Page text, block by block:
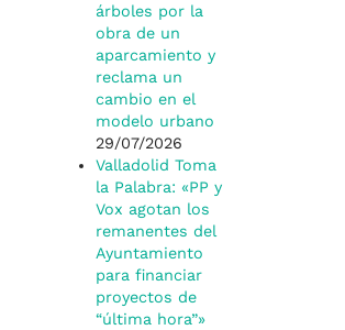
árboles por la
obra de un
aparcamiento y
reclama un
cambio en el
modelo urbano
29/07/2026
Valladolid Toma
la Palabra: «PP y
Vox agotan los
remanentes del
Ayuntamiento
para financiar
proyectos de
“última hora”»